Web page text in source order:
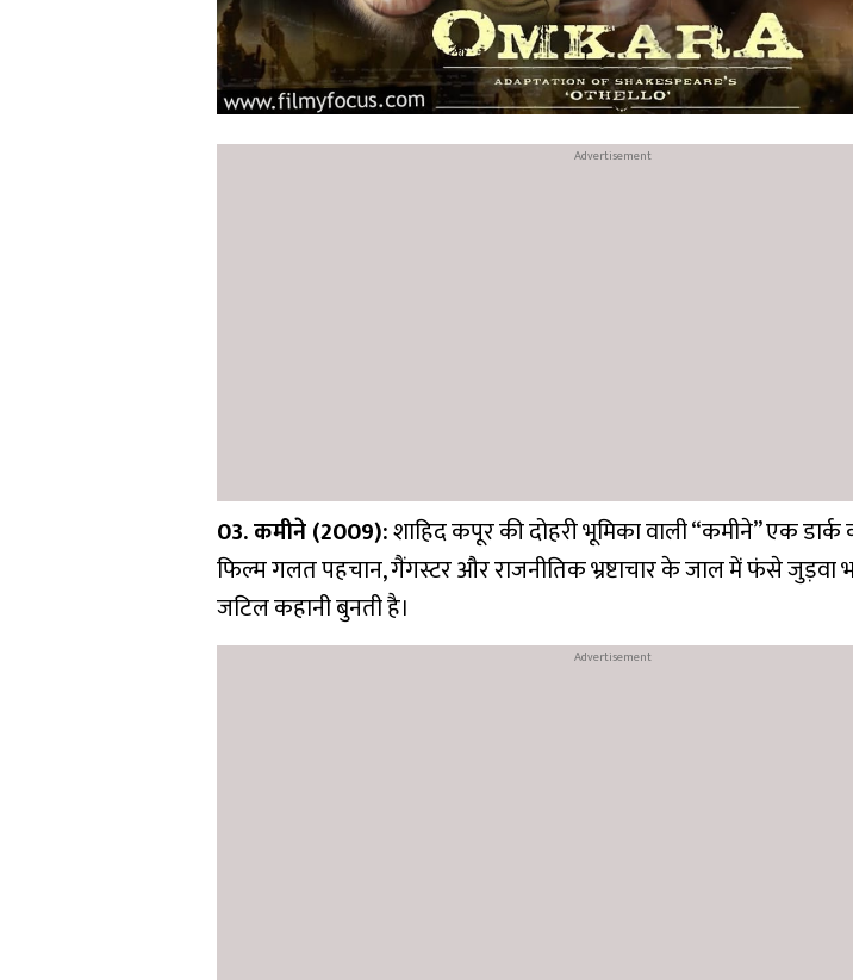
03. कमीने (2009):शाहिद कपूर की दोहरी भूमिका वाली “कमीने” एक डार्क
फिल्म गलत पहचान, गैंगस्टर और राजनीतिक भ्रष्टाचार के जाल में फंसे जुड़वा
जटिल कहानी बुनती है।